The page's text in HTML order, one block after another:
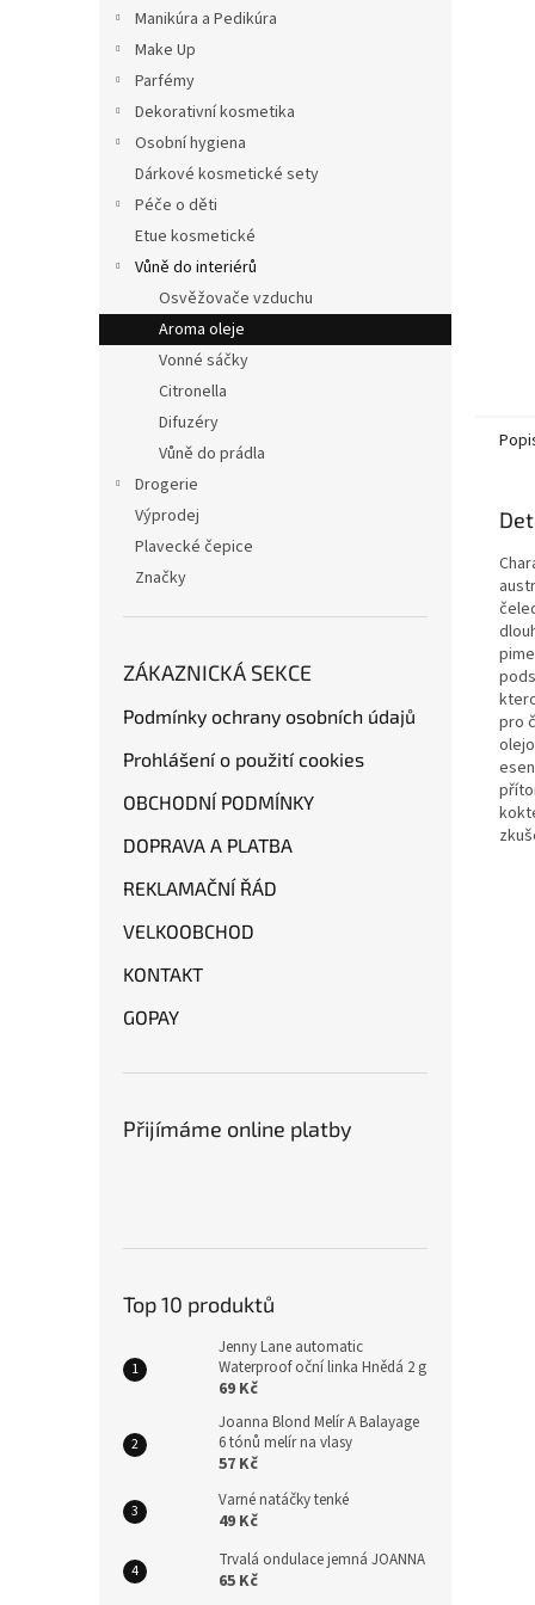
Manikúra a Pedikúra
Make Up
Parfémy
Dekorativní kosmetika
Osobní hygiena
Dárkové kosmetické sety
Péče o děti
Etue kosmetické
Vůně do interiérů
Osvěžovače vzduchu
Aroma oleje
Vonné sáčky
Citronella
Difuzéry
Vůně do prádla
Drogerie
Výprodej
Plavecké čepice
Značky
ZÁKAZNICKÁ SEKCE
Podmínky ochrany osobních údajů
Prohlášení o použití cookies
OBCHODNÍ PODMÍNKY
DOPRAVA A PLATBA
REKLAMAČNÍ ŘÁD
VELKOOBCHOD
KONTAKT
GOPAY
Přijímáme online platby
Top 10 produktů
Jenny Lane automatic
Waterproof oční linka Hnědá 2 g
69 Kč
Joanna Blond Melír A Balayage
6 tónů melír na vlasy
57 Kč
Varné natáčky tenké
49 Kč
Trvalá ondulace jemná JOANNA
65 Kč
pro